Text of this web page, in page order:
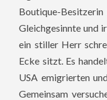
Boutique-
Gleichgesinnte und
ein stiller Herr
Ecke sitzt. Es
USA emigrierten
Gemeinsam